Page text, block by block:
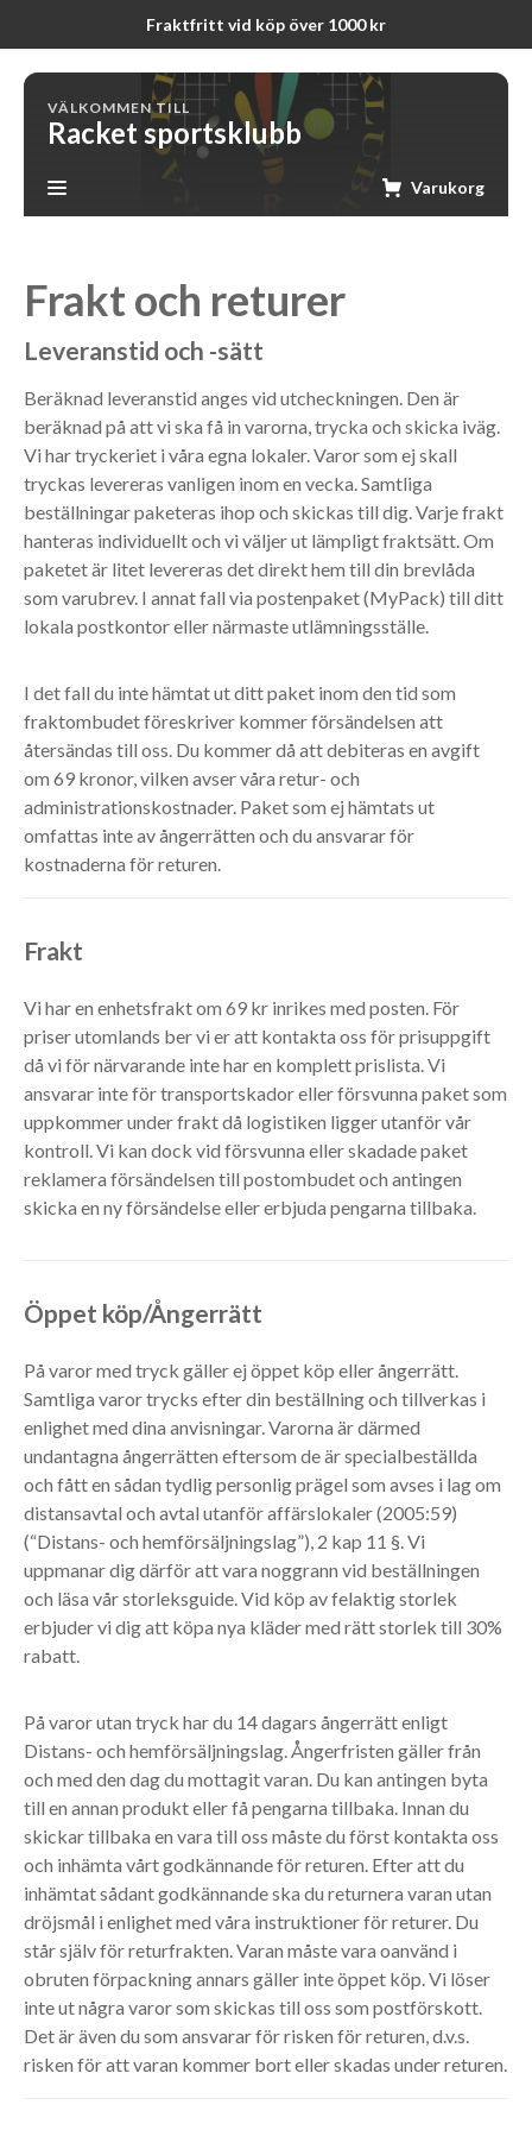
Fraktfritt vid köp över 1000 kr
VÄLKOMMEN TILL
Racket sportsklubb
Varukorg
Frakt och returer
Leveranstid och -sätt
Beräknad leveranstid anges vid utcheckningen. Den är
beräknad på att vi ska få in varorna, trycka och skicka iväg.
Vi har tryckeriet i våra egna lokaler. Varor som ej skall
tryckas levereras vanligen inom en vecka. Samtliga
beställningar paketeras ihop och skickas till dig. Varje frakt
hanteras individuellt och vi väljer ut lämpligt fraktsätt. Om
paketet är litet levereras det direkt hem till din brevlåda
som varubrev. I annat fall via postenpaket (MyPack) till ditt
lokala postkontor eller närmaste utlämningsställe.
I det fall du inte hämtat ut ditt paket inom den tid som
fraktombudet föreskriver kommer försändelsen att
återsändas till oss. Du kommer då att debiteras en avgift
om 69 kronor, vilken avser våra retur- och
administrationskostnader. Paket som ej hämtats ut
omfattas inte av ångerrätten och du ansvarar för
kostnaderna för returen.
Frakt
Vi har en enhetsfrakt om 69 kr inrikes med posten. För
priser utomlands ber vi er att kontakta oss för prisuppgift
då vi för närvarande inte har en komplett prislista. Vi
ansvarar inte för transportskador eller försvunna paket som
uppkommer under frakt då logistiken ligger utanför vår
kontroll. Vi kan dock vid försvunna eller skadade paket
reklamera försändelsen till postombudet och antingen
skicka en ny försändelse eller erbjuda pengarna tillbaka.
Öppet köp/Ångerrätt
På varor med tryck gäller ej öppet köp eller ångerrätt.
Samtliga varor trycks efter din beställning och tillverkas i
enlighet med dina anvisningar. Varorna är därmed
undantagna ångerrätten eftersom de är specialbeställda
och fått en sådan tydlig personlig prägel som avses i lag om
distansavtal och avtal utanför affärslokaler (2005:59)
(“Distans- och hemförsäljningslag”), 2 kap 11 §. Vi
uppmanar dig därför att vara noggrann vid beställningen
och läsa vår storleksguide. Vid köp av felaktig storlek
erbjuder vi dig att köpa nya kläder med rätt storlek till 30%
rabatt.
På varor utan tryck har du 14 dagars ångerrätt enligt
Distans- och hemförsäljningslag. Ångerfristen gäller från
och med den dag du mottagit varan. Du kan antingen byta
till en annan produkt eller få pengarna tillbaka. Innan du
skickar tillbaka en vara till oss måste du först kontakta oss
och inhämta vårt godkännande för returen. Efter att du
inhämtat sådant godkännande ska du returnera varan utan
dröjsmål i enlighet med våra instruktioner för returer. Du
står själv för returfrakten. Varan måste vara oanvänd i
obruten förpackning annars gäller inte öppet köp. Vi löser
inte ut några varor som skickas till oss som postförskott.
Det är även du som ansvarar för risken för returen, d.v.s.
risken för att varan kommer bort eller skadas under returen.